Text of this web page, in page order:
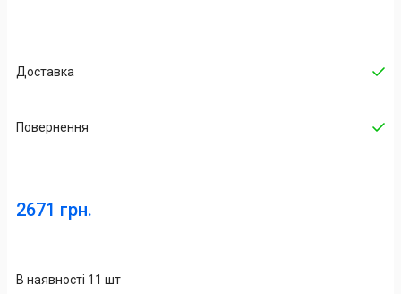
Доставка
Повернення
2671 грн.
В наявності 11 шт